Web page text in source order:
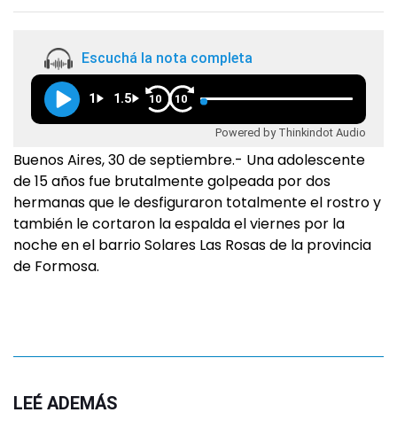
Escuchá la nota completa
1 1.5 10 10
Powered by Thinkindot Audio
Buenos Aires, 30 de septiembre.- Una adolescente
de 15 años fue brutalmente golpeada por dos
hermanas que le desfiguraron totalmente el rostro y
también le cortaron la espalda el viernes por la
noche en el barrio Solares Las Rosas de la provincia
de Formosa.
LEÉ ADEMÁS